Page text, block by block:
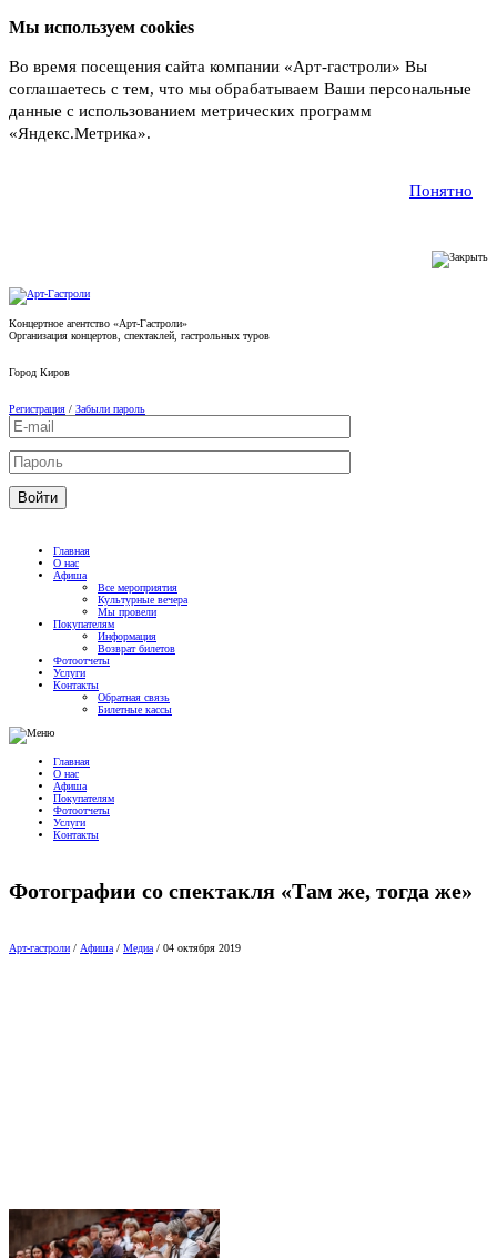
Мы используем cookies
Во время посещения сайта компании «Арт-гастроли» Вы
соглашаетесь с тем, что мы обрабатываем Ваши персональные
данные с использованием метрических программ
«Яндекс.Метрика».
Понятно
Концертное агентство «Арт-Гастроли»
Организация концертов, спектаклей, гастрольных туров
Город Киров
Регистрация / Забыли пароль
Главная
О нас
Афиша
Все мероприятия
Культурные вечера
Мы провели
Покупателям
Информация
Возврат билетов
Фотоотчеты
Услуги
Контакты
Обратная связь
Билетные кассы
Главная
О нас
Афиша
Покупателям
Фотоотчеты
Услуги
Контакты
Фотографии со спектакля «Там же, тогда же»
Арт-гастроли / Афиша / Медиа / 04 октября 2019